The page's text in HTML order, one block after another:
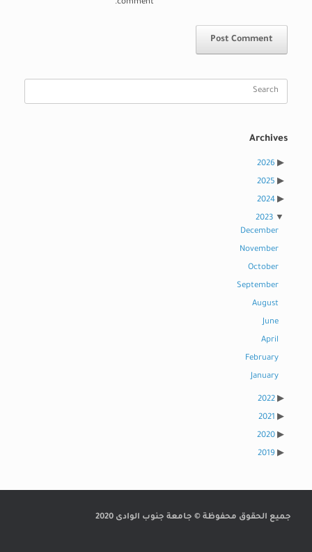
comment.
Search
Archives
2026
2025
2024
2023
December
November
October
September
August
June
April
February
January
2022
2021
2020
2019
جميع الحقوق محفوظة © جامعة جنوب الوادى 2020